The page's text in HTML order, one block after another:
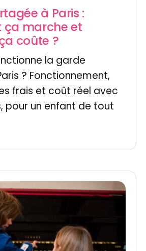
à Paris :
marche et
coûte ?
la garde
? Fonctionnement,
frais et coût réel avec
pour un enfant de tout